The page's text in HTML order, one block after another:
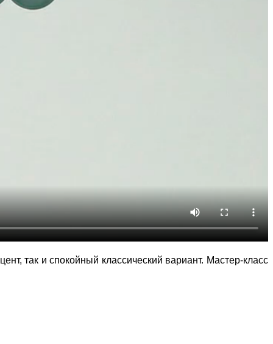
так и спокойный классический вариант. Мастер-класс